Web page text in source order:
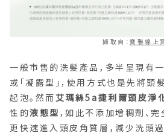
擷取自：寶雅線上
一般市售的洗髮產品，多半呈現有
或「凝露型」，使用方式也是先將
起泡。然而艾瑪絲5a捷利爾頭皮淨
性的液態型 ，如此不添加增稠劑、
更快速進入頭皮角質層，減少洗頭